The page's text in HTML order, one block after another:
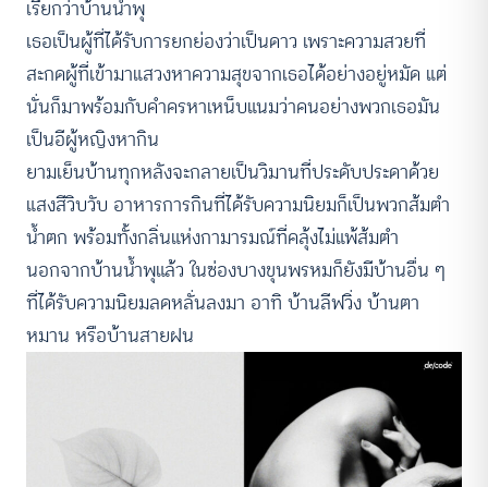
เรียกว่าบ้านน้ำพุ
เธอเป็นผู้ที่ได้รับการยกย่องว่าเป็นดาว เพราะความสวยที่
สะกดผู้ที่เข้ามาแสวงหาความสุขจากเธอได้อย่างอยู่หมัด แต่
นั่นก็มาพร้อมกับคำครหาเหน็บแนมว่าคนอย่างพวกเธอมัน
เป็นอีผู้หญิงหากิน
ยามเย็นบ้านทุกหลังจะกลายเป็นวิมานที่ประดับประดาด้วย
แสงสีวิบวับ อาหารการกินที่ได้รับความนิยมก็เป็นพวกส้มตำ
น้ำตก พร้อมทั้งกลิ่นแห่งกามารมณ์ที่คลุ้งไม่แพ้ส้มตำ
นอกจากบ้านน้ำพุแล้ว ในซ่องบางขุนพรหมก็ยังมีบ้านอื่น ๆ
ที่ได้รับความนิยมลดหลั่นลงมา อาทิ บ้านลีฟวิ่ง บ้านตา
หมาน หรือบ้านสายฝน